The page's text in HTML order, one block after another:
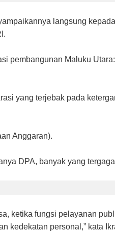
langsung
pembangunan Maluku Utara:
yang terjebak pada
Anggaran).
DPA, banyak yang
ketika fungsi pelayanan
kedekatan personal,” kata